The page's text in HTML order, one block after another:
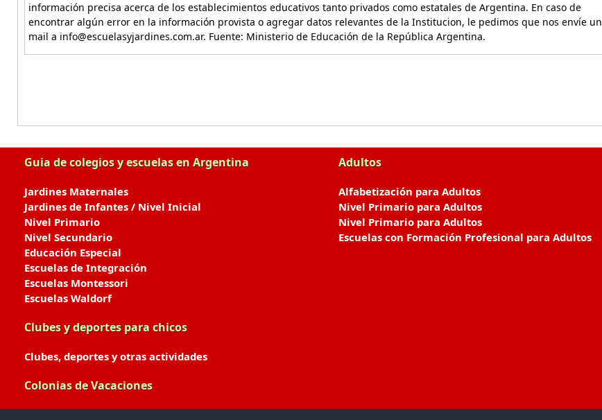
información precisa acerca de los establecimientos educativos tanto privados como estatales de Argentina. En caso de
encontrar algún error en la información provista o agregar datos relevantes de la Institucion, le pedimos que nos envíe un
mail a info@escuelasyjardines.com.ar. Fuente: Ministerio de Educación de la República Argentina.
Guia de colegios y escuelas en Argentina
Jardines Maternales
Jardines de Infantes / Nivel Inicial
Nivel Primario
Nivel Secundario
Educación Especial
Escuelas de Integración
Escuelas Montessori
Escuelas Waldorf
Clubes y deportes para chicos
Clubes, deportes y otras actividades
Colonias de Vacaciones
Adultos
Alfabetización para Adultos
Nivel Primario para Adultos
Nivel Primario para Adultos
Escuelas con Formación Profesional para Adultos